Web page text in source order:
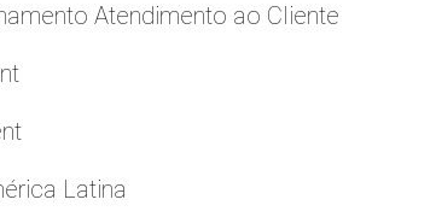
Atendimento ao Cliente
Latina